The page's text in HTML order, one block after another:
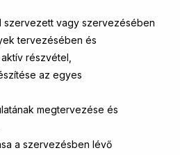
szervezett vagy szervezésében
tervezésében és
részvétel,
az egyes
megtervezése és
a szervezésben lévő